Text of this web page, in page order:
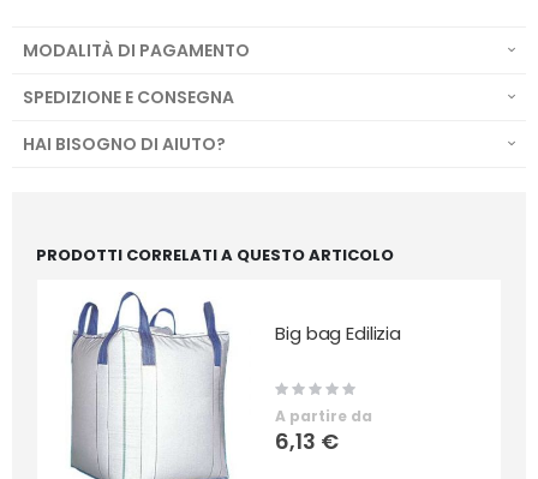
MODALITÀ DI PAGAMENTO
SPEDIZIONE E CONSEGNA
HAI BISOGNO DI AIUTO?
PRODOTTI CORRELATI A QUESTO ARTICOLO
Big bag Edilizia
Rating:
0%
A partire da
6,13 €